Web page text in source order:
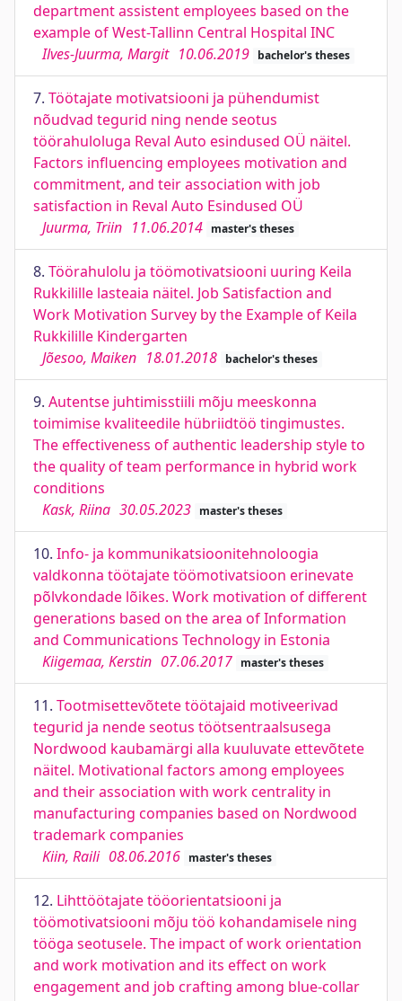
department assistent employees based on the
example of West-Tallinn Central Hospital INC
Ilves-Juurma, Margit 10.06.2019 bachelor's theses
7. Töötajate motivatsiooni ja pühendumist
nõudvad tegurid ning nende seotus
töörahuloluga Reval Auto esindused OÜ näitel.
Factors influencing employees motivation and
commitment, and teir association with job
satisfaction in Reval Auto Esindused OÜ
Juurma, Triin 11.06.2014 master's theses
8. Töörahulolu ja töömotivatsiooni uuring Keila
Rukkilille lasteaia näitel. Job Satisfaction and
Work Motivation Survey by the Example of Keila
Rukkilille Kindergarten
Jõesoo, Maiken 18.01.2018 bachelor's theses
9. Autentse juhtimisstiili mõju meeskonna
toimimise kvaliteedile hübriidtöö tingimustes.
The effectiveness of authentic leadership style to
the quality of team performance in hybrid work
conditions
Kask, Riina 30.05.2023 master's theses
10. Info- ja kommunikatsioonitehnoloogia
valdkonna töötajate töömotivatsioon erinevate
põlvkondade lõikes. Work motivation of different
generations based on the area of Information
and Communications Technology in Estonia
Kiigemaa, Kerstin 07.06.2017 master's theses
11. Tootmisettevõtete töötajaid motiveerivad
tegurid ja nende seotus töötsentraalsusega
Nordwood kaubamärgi alla kuuluvate ettevõtete
näitel. Motivational factors among employees
and their association with work centrality in
manufacturing companies based on Nordwood
trademark companies
Kiin, Raili 08.06.2016 master's theses
12. Lihttöötajate tööorientatsiooni ja
töömotivatsiooni mõju töö kohandamisele ning
tööga seotusele. The impact of work orientation
and work motivation and its effect on work
engagement and job crafting among blue-collar